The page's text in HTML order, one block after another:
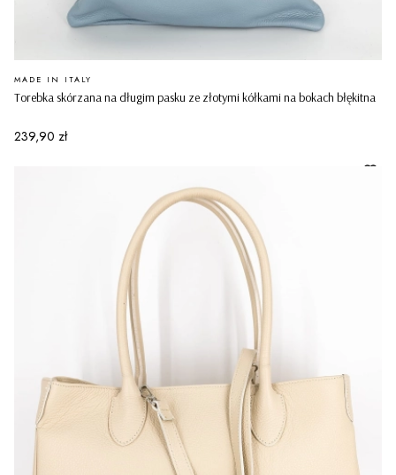
Torebka skórzana na długim pasku ze złotymi kółkami na bokach błękitna
PRODUCENT
MADE IN ITALY
Cena
239,90 zł